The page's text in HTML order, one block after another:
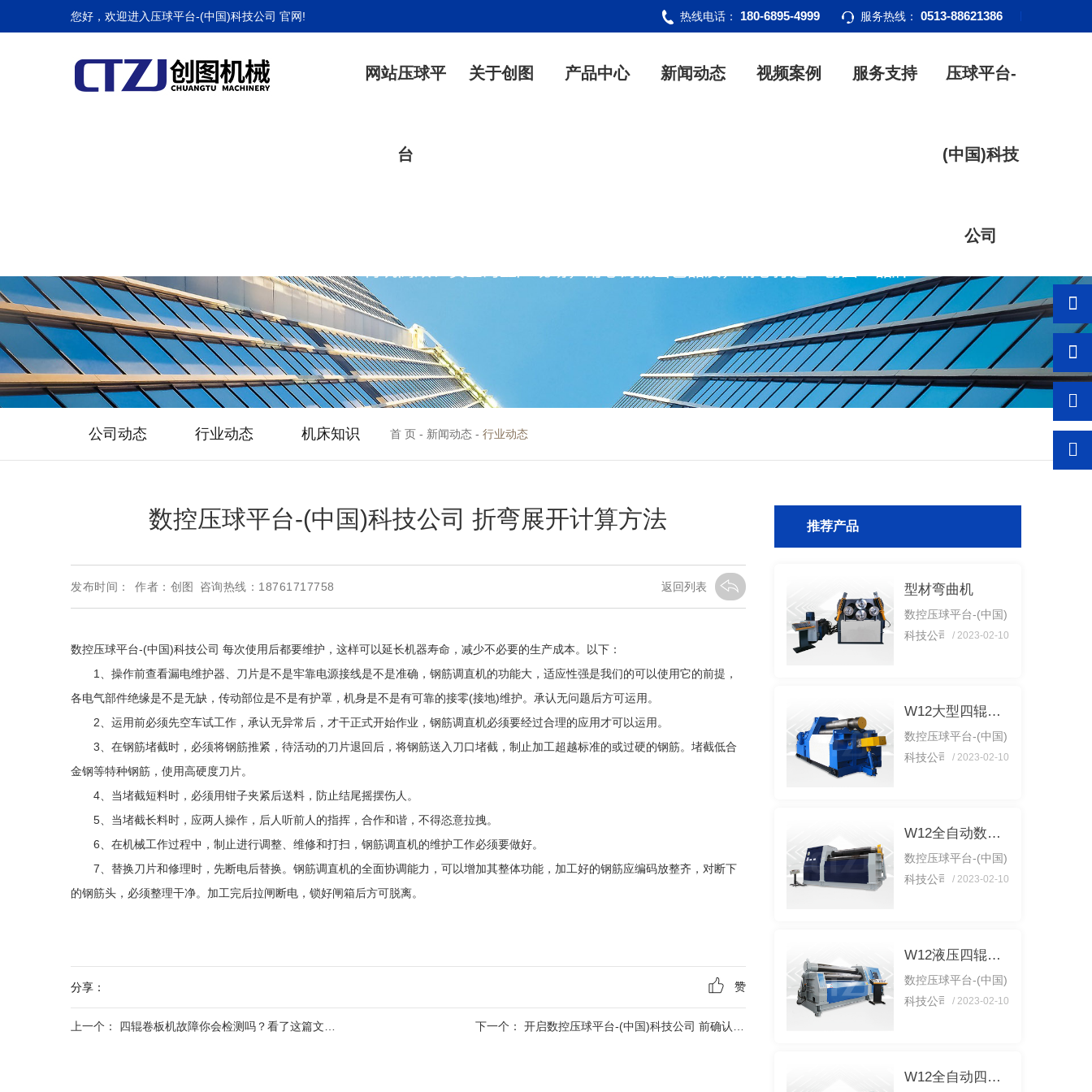
压球平台您好，欢迎进入压球平台-(中国)科技公司 官网! 服务热线： 0513-88621386
热线电话： 180-6895-4999
网站压球平
台
关于创图 产品中心 新闻动态 视频案例 服务支持 压球平台-
(中国)科技
公司
公司动态 行业动态 机床知识 首 页 - 新闻动态 - 行业动态
数控压球平台-(中国)科技公司 折弯展开计算方法
发布时间： 作者：创图 咨询热线：18761717758 返回列表
数控压球平台-(中国)科技公司 每次使用后都要维护，这样可以延长机器寿命，减少不必要的生产成本。以下：
1、操作前查看漏电维护器、刀片是不是牢靠电源接线是不是准确，钢筋调直机的功能大，适应性强是我们的可以使用它的前提，
各电气部件绝缘是不是无缺，传动部位是不是有护罩，机身是不是有可靠的接零(接地)维护。承认无问题后方可运用。
2、运用前必须先空车试工作，承认无异常后，才干正式开始作业，钢筋调直机必须要经过合理的应用才可以运用。
3、在钢筋堵截时，必须将钢筋推紧，待活动的刀片退回后，将钢筋送入刀口堵截，制止加工超越标准的或过硬的钢筋。堵截低合
金钢等特种钢筋，使用高硬度刀片。
4、当堵截短料时，必须用钳子夹紧后送料，防止结尾摇摆伤人。
5、当堵截长料时，应两人操作，后人听前人的指挥，合作和谐，不得恣意拉拽。
6、在机械工作过程中，制止进行调整、维修和打扫，钢筋调直机的维护工作必须要做好。
7、替换刀片和修理时，先断电后替换。钢筋调直机的全面协调能力，可以增加其整体功能，加工好的钢筋应编码放整齐，对断下
的钢筋头，必须整理干净。加工完后拉闸断电，锁好闸箱后方可脱离。
分享： 赞
上一个： 四辊卷板机故障你会检测吗？看了这篇文章你就会明白 下一个：开启数控压球平台-(中国)科技公司 前确认油泵电机的转向
推荐产品
型材弯曲机
数控压球平台-(中国)
科技公司 每次使用
本。以下： 1、
操作前查看漏电维护
器、刀片是不是牢靠
能大，适应性强是我
提，各...
/ 2023-02-10
W12大型四辊卷板机
数控压球平台-(中国)
科技公司 每次使用
本。以下： 1、
操作前查看漏电维护
器、刀片是不是牢靠
能大，适应性强是我
提，各...
/ 2023-02-10
W12全自动数控四辊卷板机
数控压球平台-(中国)
科技公司 每次使用
本。以下： 1、
操作前查看漏电维护
器、刀片是不是牢靠
能大，适应性强是我
/ 2023-02-10
W12液压四辊卷板机
数控压球平台-(中国)
科技公司 每次使用
本。以下： 1、
/ 2023-02-10
W12全自动四辊卷板机生产线